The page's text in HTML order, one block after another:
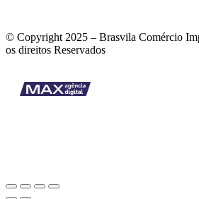
© Copyright 2025 – Brasvila Comércio
os direitos Reservados